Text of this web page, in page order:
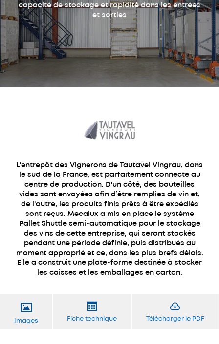
capacité de stockage et rapidité dans les entrées
et sorties
L'entrepôt des Vignerons de Tautavel Vingrau, dans
le sud de la France, est parfaitement connecté au
centre de production. D'un côté, des bouteilles
vides sont envoyées afin d’être remplies de vin et,
de l'autre, les produits finis prêts à être expédiés
sont reçus. Mecalux a mis en place le système
Pallet Shuttle semi-automatique pour le stockage
des vins de cette entreprise, qui seront stockés
pendant une période définie, puis distribués au
moment approprié et ce, dans les plus brefs délais.
Elle a construit une plate-forme destinée à stocker
les caisses et les emballages en carton.
Images Fiche technique Télécharger le PDF